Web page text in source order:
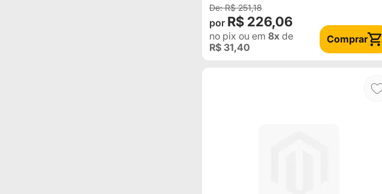
R$ 251,18
R$ 226,06
no pix ou em 8x de
R$ 31,40
Comprar